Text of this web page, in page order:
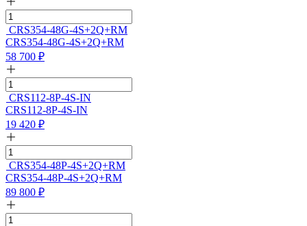
CRS354-48G-4S+2Q+RM
CRS354-48G-4S+2Q+RM
58 700 ₽
CRS112-8P-4S-IN
CRS112-8P-4S-IN
19 420 ₽
CRS354-48P-4S+2Q+RM
CRS354-48P-4S+2Q+RM
89 800 ₽